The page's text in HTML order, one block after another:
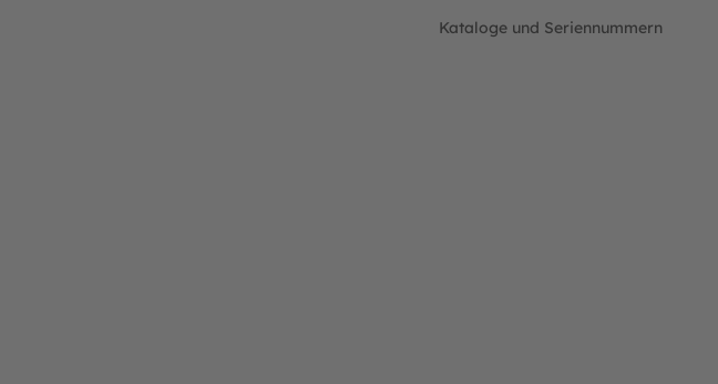
Kataloge und Seriennummern